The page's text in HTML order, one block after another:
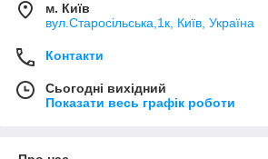
м. Київ
вул.Старосільська,1к, Київ, Україна
Контакти
Сьогодні вихідний
Показати весь графік роботи